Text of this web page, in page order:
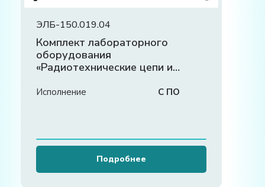
ЭЛБ-150.019.04
Комплект лабораторного
оборудования
«Радиотехнические цепи и
Исполнение С ПО
Подробнее